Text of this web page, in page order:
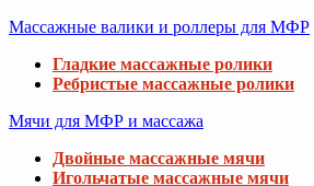
Массажные валики и роллеры для МФР
Гладкие массажные ролики
Ребристые массажные ролики
Мячи для МФР и массажа
Двойные массажные мячи
Игольчатые массажные мячи